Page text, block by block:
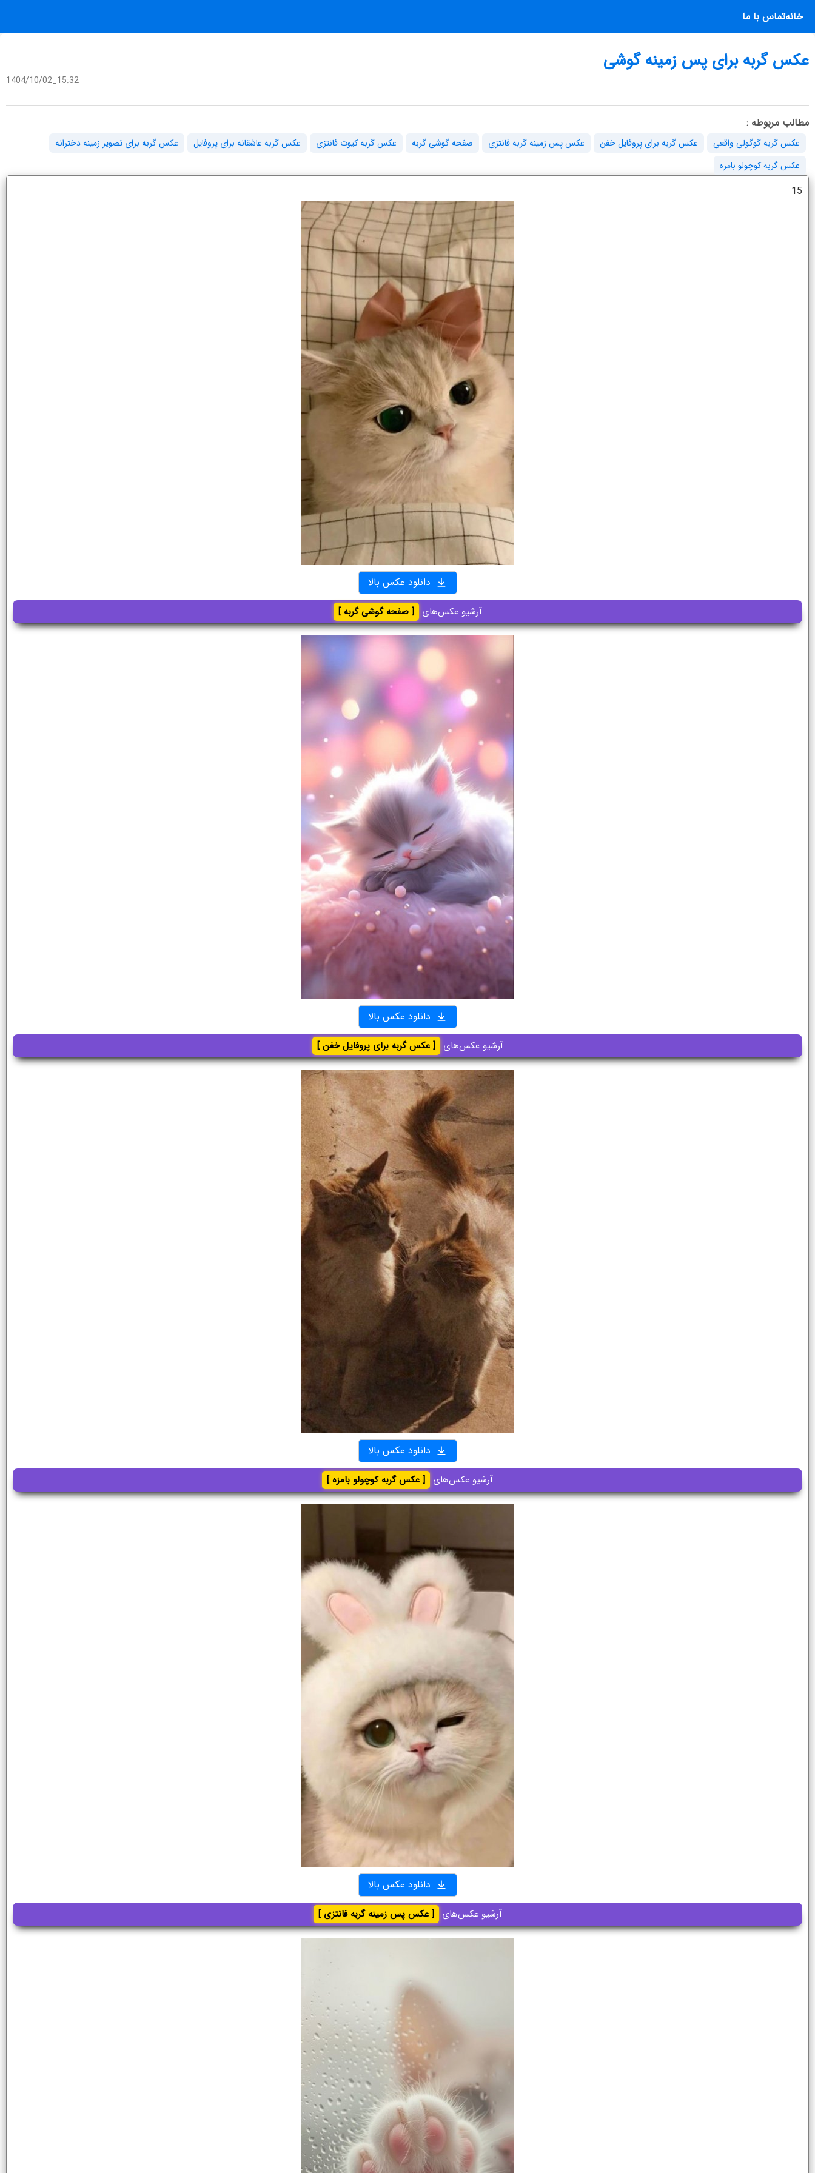
خانهتماس با ما
عکس گربه برای پس زمینه گوشی
1404/10/02_15:32
مطالب مربوطه :
عکس گربه گوگولی واقعی عکس گربه برای پروفایل خفن عکس پس زمینه گربه فانتزی صفحه گوشی گربه عکس گربه کیوت فانتزی عکس گربه عاشقانه برای پروفایل
عکس گربه برای تصویر زمینه دخترانه
عکس گربه کوچولو بامزه
15
دانلود عکس بالا
آرشیو عکس‌های [ صفحه گوشی گربه ]
دانلود عکس بالا
آرشیو عکس‌های [ عکس گربه برای پروفایل خفن ]
دانلود عکس بالا
آرشیو عکس‌های [ عکس گربه کوچولو بامزه ]
دانلود عکس بالا
آرشیو عکس‌های [ عکس پس زمینه گربه فانتزی ]